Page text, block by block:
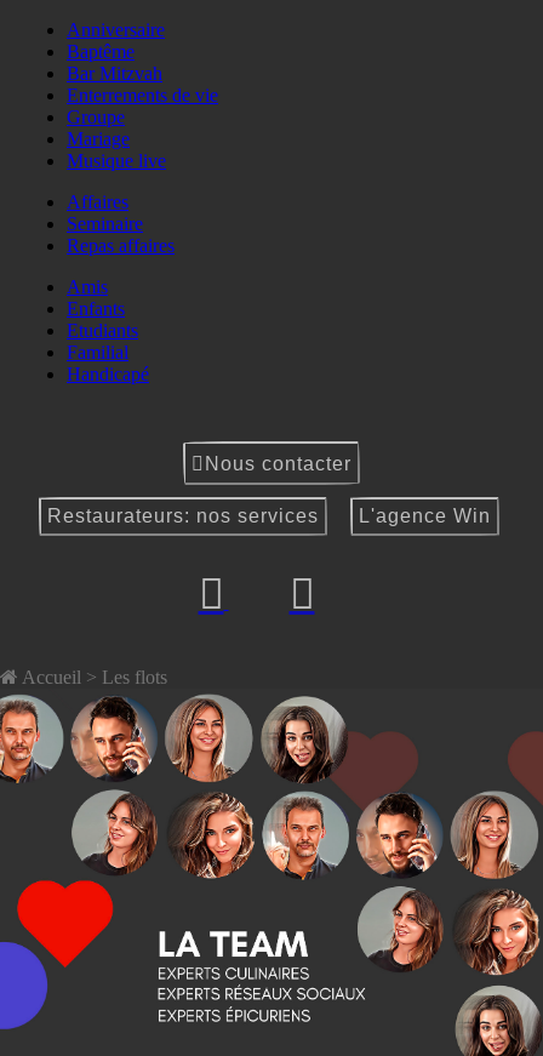
Anniversaire
Baptême
Bar Mitzvah
Enterrements de vie
Groupe
Mariage
Musique live
Affaires
Seminaire
Repas affaires
Amis
Enfants
Etudiants
Familial
Handicapé
Nous contacter
Restaurateurs: nos services L'agence Win
Accueil > Les flots